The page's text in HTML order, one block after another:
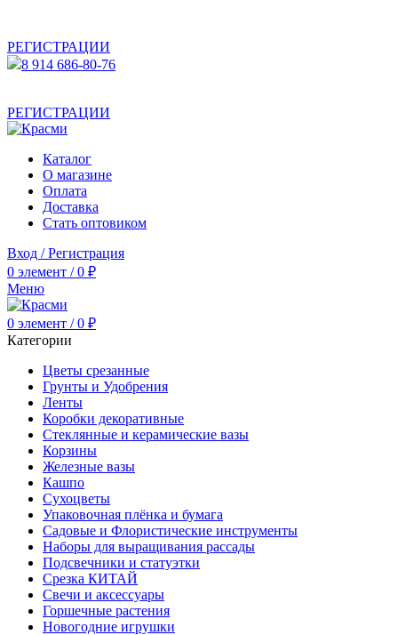
РЕГИСТРАЦИИ
8 914 686-80-76
РЕГИСТРАЦИИ
Каталог
О магазине
Оплата
Доставка
Стать оптовиком
Вход / Регистрация
0 элемент / 0 ₽
Меню
0 элемент / 0 ₽
Категории
Цветы срезанные
Грунты и Удобрения
Ленты
Коробки декоративные
Стеклянные и керамические вазы
Корзины
Железные вазы
Кашпо
Сухоцветы
Упаковочная плёнка и бумага
Садовые и Флористические инструменты
Наборы для выращивания рассады
Подсвечники и статуэтки
Срезка КИТАЙ
Свечи и аксессуары
Горшечные растения
Новогодние игрушки